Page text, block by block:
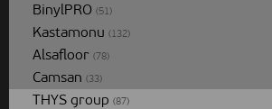
BinylPRO (51)
Kastamonu (132)
Alsafloor (78)
Camsan (33)
THYS group (87)